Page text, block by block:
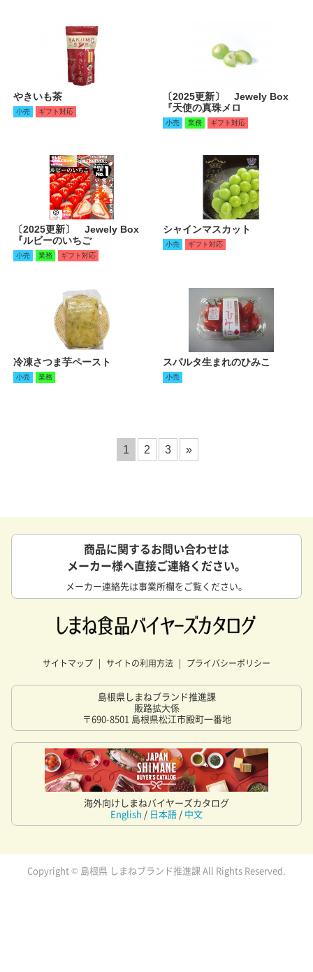
やきいも茶
小売 ギフト対応
〔2025更新〕 Jewely Box
『天使の真珠メロ
小売 業務 ギフト対応
〔2025更新〕 Jewely Box
『ルビーのいちご
小売 業務 ギフト対応
シャインマスカット
小売 ギフト対応
冷凍さつま芋ペースト
小売 業務
スパルタ生まれのひみこ
小売
1 2 3 »
商品に関するお問い合わせは
メーカー様へ直接ご連絡ください。
メーカー連絡先は事業所欄をご覧ください。
サイトマップ サイトの利用方法 プライバシーポリシー
島根県しまねブランド推進課
販路拡大係
〒690-8501 島根県松江市殿町一番地
海外向けしまねバイヤーズカタログ
English / 日本語 / 中文
Copyright © 島根県 しまねブランド推進課 All Rights Reserved.